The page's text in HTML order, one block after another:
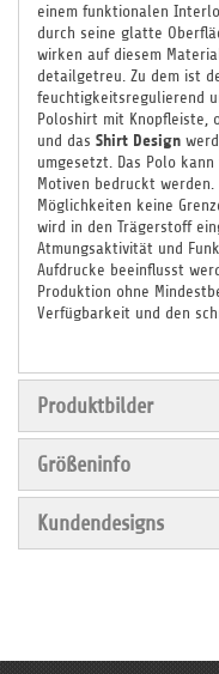
einem funktionalen
durch seine glatte
wirken auf diesem
detailgetreu. Zu dem ist
feuchtigkeitsregulierend
Poloshirt mit Knopfleiste,
und das Shirt Design
umgesetzt. Das Polo
Motiven bedruckt
Möglichkeiten keine
wird in den Trägerstoff
Atmungsaktivität und
Aufdrucke beeinflusst
Produktion ohne
Verfügbarkeit und den
Produktbilder
Größeninfo
Kundendesigns